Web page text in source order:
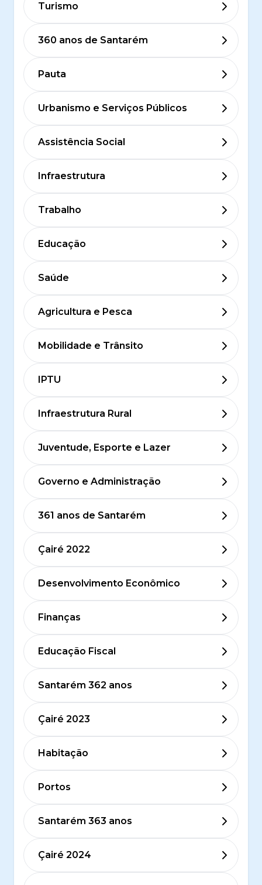
Turismo
360 anos de Santarém
Pauta
Urbanismo e Serviços Públicos
Assistência Social
Infraestrutura
Trabalho
Educação
Saúde
Agricultura e Pesca
Mobilidade e Trânsito
IPTU
Infraestrutura Rural
Juventude, Esporte e Lazer
Governo e Administração
361 anos de Santarém
Çairé 2022
Desenvolvimento Econômico
Finanças
Educação Fiscal
Santarém 362 anos
Çairé 2023
Habitação
Portos
Santarém 363 anos
Çairé 2024